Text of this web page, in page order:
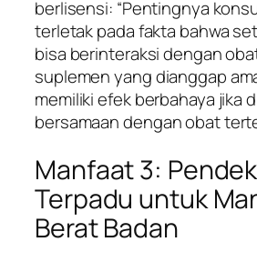
berlisensi: “Pentingnya
terletak pada fakta bahwa
bisa berinteraksi dengan
suplemen yang dianggap
memiliki efek berbahaya jika
bersamaan dengan obat
Manfaat 3:
Terpadu untuk
Berat Badan